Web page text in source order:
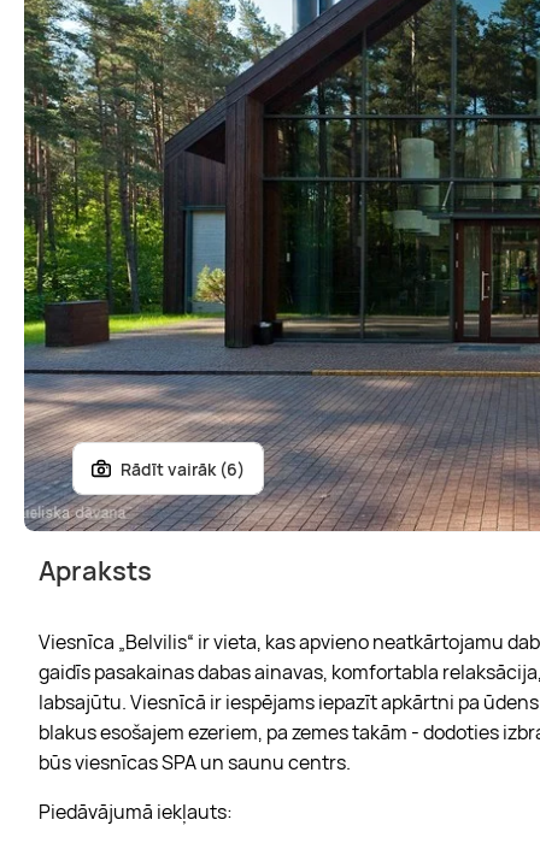
Rādīt vairāk (6)
Apraksts
Viesnīca „Belvilis“ ir vieta, kas apvieno neatkārtojamu
gaidīs pasakainas dabas ainavas, komfortabla
labsajūtu. Viesnīcā ir iespējams iepazīt apkārtni pa
blakus esošajem ezeriem, pa zemes takām - dodoties
būs viesnīcas SPA un saunu centrs.
Piedāvājumā iekļauts: